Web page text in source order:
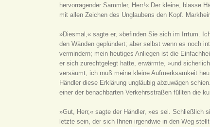
hervorragender Sammler, Herr!« Der kleine, blasse
mit allen Zeichen des Unglaubens den Kopf.
»Diesmal,« sagte er, »befinden Sie sich im Irrtum.
den Wänden geplündert; aber selbst wenn es noch
vermindern; mein heutiges Anliegen ist die
er sich zurechtgelegt hatte, erwärmte, »und
versäumt; ich muß meine kleine Aufmerksamkeit
Händler diese Erklärung ungläubig abzuwägen
einer der benachbarten Verkehrsstraßen füllten die
»Gut, Herr,« sagte der Händler, »es sei. Schließlich
letzte sein, der sich Ihnen irgendwie in den Weg